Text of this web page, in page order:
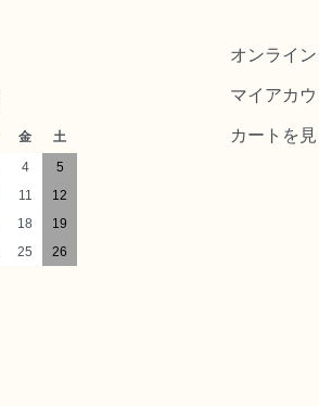
金
土
4
5
11
12
18
19
25
26
オンライ
マイアカウ
カートを見